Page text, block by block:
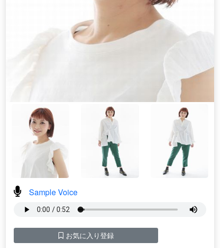
Sample Voice
お気に入り登録